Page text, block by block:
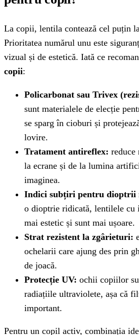
La copii, lentila contează cel puțin
Prioritatea numărul unu este
vizual și de estetică. Iată ce
copii:
Policarbonat sau Trivex
sunt materialele de elecție
se sparg în cioburi și
lovire.
Tratament antireflex: reduce
la ecrane și de la lumina
imaginea.
Indici subțiri pentru dioptrii
o dioptrie ridicată, lentilele cu
mai estetic și sunt mai ușoare.
Strat rezistent la zgârieturi:
ochelarii care ajung des prin
de joacă.
Protecție UV: ochii copiilor
radiațiile ultraviolete, așa că
important.
Pentru un copil activ, combinația